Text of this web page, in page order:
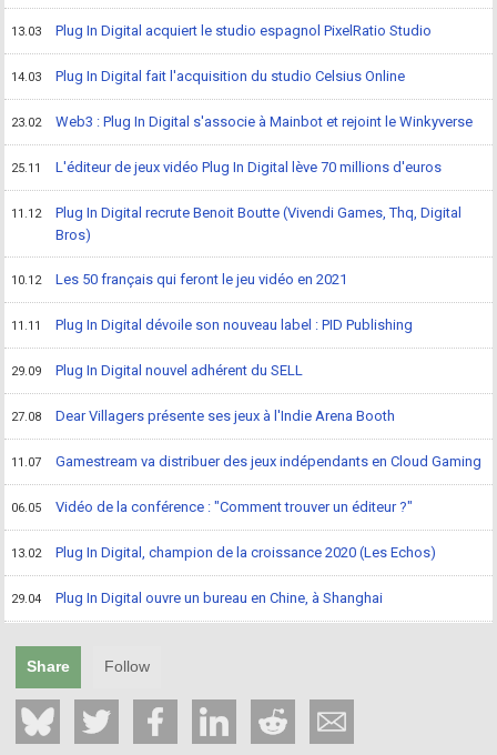
13.03 Plug In Digital acquiert le studio espagnol PixelRatio Studio
14.03 Plug In Digital fait l'acquisition du studio Celsius Online
23.02 Web3 : Plug In Digital s'associe à Mainbot et rejoint le Winkyverse
25.11 L'éditeur de jeux vidéo Plug In Digital lève 70 millions d'euros
11.12
Plug In Digital recrute Benoit Boutte (Vivendi Games, Thq, Digital
Bros)
10.12 Les 50 français qui feront le jeu vidéo en 2021
11.11 Plug In Digital dévoile son nouveau label : PID Publishing
29.09 Plug In Digital nouvel adhérent du SELL
27.08 Dear Villagers présente ses jeux à l'Indie Arena Booth
11.07 Gamestream va distribuer des jeux indépendants en Cloud Gaming
06.05 Vidéo de la conférence : "Comment trouver un éditeur ?"
13.02 Plug In Digital, champion de la croissance 2020 (Les Echos)
29.04 Plug In Digital ouvre un bureau en Chine, à Shanghai
Share Follow